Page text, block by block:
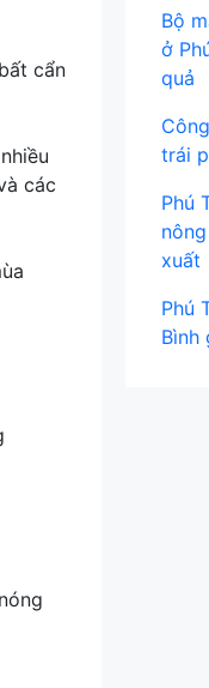
cẩn
các
Bộ
ở
quả
trái
Phú
xuất
Phú
Bình